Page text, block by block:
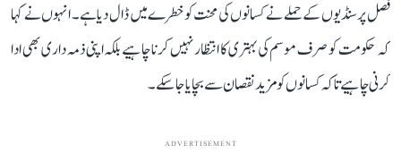
فصل پر سنڈیوں کے حملے نے کسانوں کی محنت کو خطرے میں ڈال دیا ہے۔ انہوں نے کہا
کہ حکومت کو صرف موسم کی بہتری کا انتظار نہیں کرنا چاہیے بلکہ اپنی ذمہ داری بھی ادا
کرنی چاہیے تاکہ کسانوں کو مزید نقصان سے بچایا جا سکے۔
ADVERTISEMENT